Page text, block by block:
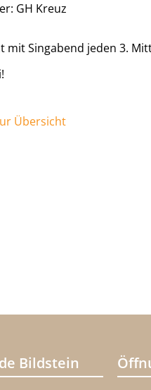
GH Kreuz
mit Singabend jeden 3.
Übersicht
Bildstein